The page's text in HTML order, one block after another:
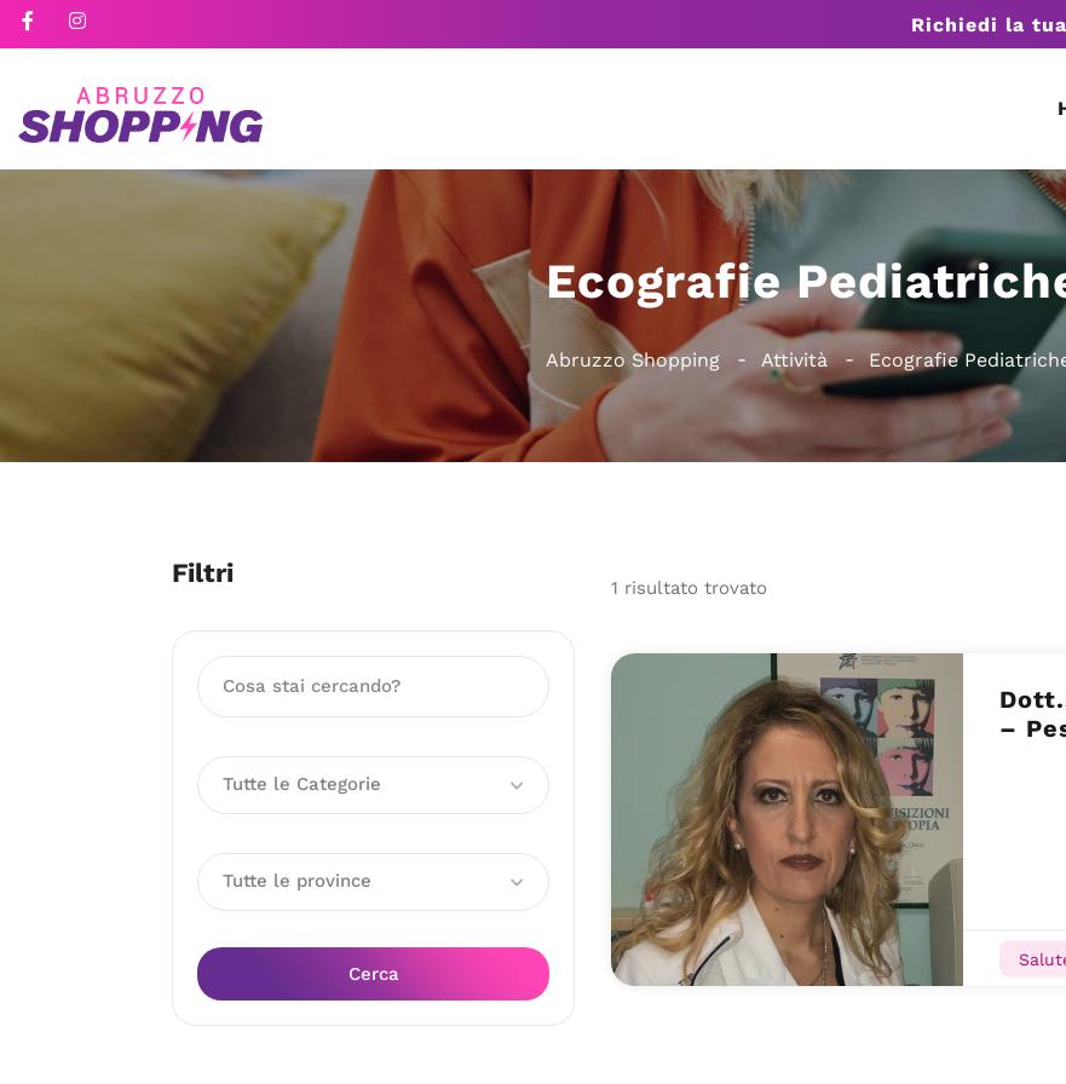
Richiedi la
Ecografie
Abruzzo Shopping Attività Ecografie
Filtri
Tutte le Categorie
Tutte le province
Cerca
1 risultato trovato
–